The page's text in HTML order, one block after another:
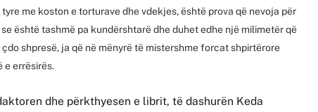
tyre me koston e torturave dhe vdekjes, është prova që nevoja për
është tashmë pa kundërshtarë dhe duhet edhe një milimetër që
shpresë, ja që në mënyrë të mistershme forcat shpirtërore
e errësirës.
dhe përkthyesen e librit, të dashurën Keda